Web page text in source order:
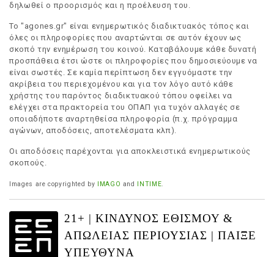
δηλωθεί ο προορισμός και η προέλευση του.
Το "agones.gr" είναι ενημερωτικός διαδικτυακός τόπος και
όλες οι πληροφορίες που αναρτώνται σε αυτόν έχουν ως
σκοπό την ενημέρωση του κοινού. Καταβάλουμε κάθε δυνατή
προσπάθεια έτσι ώστε οι πληροφορίες που δημοσιεύουμε να
είναι σωστές. Σε καμία περίπτωση δεν εγγυόμαστε την
ακρίβεια του περιεχομένου και για τον λόγο αυτό κάθε
χρήστης του παρόντος διαδικτυακού τόπου οφείλει να
ελέγχει στα πρακτορεία του ΟΠΑΠ για τυχόν αλλαγές σε
οποιαδήποτε αναρτηθείσα πληροφορία (π.χ. πρόγραμμα
αγώνων, αποδόσεις, αποτελέσματα κλπ).
Οι αποδόσεις παρέχονται για αποκλειστικά ενημερωτικούς
σκοπούς.
Images are copyrighted by IMAGO and INTIME.
21+ | ΚΙΝΔΥΝΟΣ ΕΘΙΣΜΟΥ &
ΑΠΩΛΕΙΑΣ ΠΕΡΙΟΥΣΙΑΣ | ΠΑΙΞΕ
ΥΠΕΥΘΥΝΑ